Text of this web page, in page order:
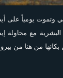
التي تعاني وتموت
مع محاولة